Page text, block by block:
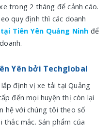
trong 2 tháng để cảnh cáo.
quy định thì các doanh
Tiên Yên Quảng Ninh để
Yên bởi Techglobal
định vị xe tải tại Quảng
đến mọi huyện thị còn lại
hệ với chúng tôi theo số
mắc. Sản phẩm của